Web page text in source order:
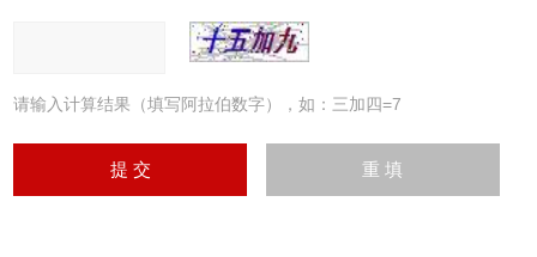
请输入计算结果（填写阿拉伯数字），如：三加四=7